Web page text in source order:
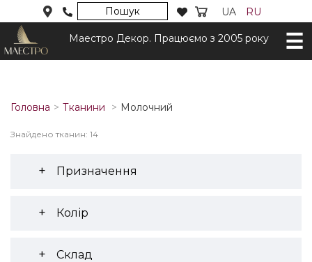
Пошук UA RU
Маестро Декор. Працюємо з 2005 року
Головна Тканини Молочний
Знайдено тканин: 14
Призначення
Колір
Склад